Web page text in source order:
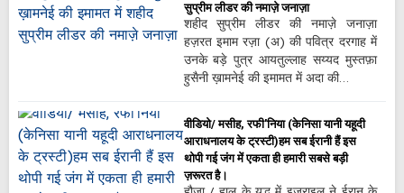
सुप्रीम लीडर की नमाज़े जनाज़ा
शहीद सुप्रीम लीडर की नमाज़े जनाज़ा
हज़रत इमाम रज़ा (अ) की पवित्र दरगाह में
उनके बड़े पुत्र आयतुल्लाह सय्यद मुस्तफ़ा
हुसैनी ख़ामनेई की इमामत में अदा की…
वीडियो/ मसीह, रफी'निया (केनिसा यानी यहूदी
आराधनालय के ट्रस्टी)हम सब ईरानी हैं इस
थोपी गई जंग में एकता ही हमारी सबसे बड़ी
ज़रूरत है।